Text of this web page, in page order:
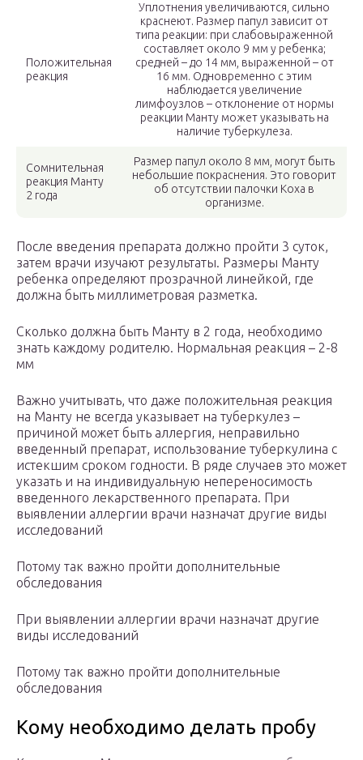
Положительная
реакция
Уплотнения увеличиваются, сильно
краснеют. Размер папул зависит от
типа реакции: при слабовыраженной
составляет около 9 мм у ребенка;
средней – до 14 мм, выраженной – от
16 мм. Одновременно с этим
наблюдается увеличение
лимфоузлов – отклонение от нормы
реакции Манту может указывать на
наличие туберкулеза.
Сомнительная
реакция Манту
2 года
Размер папул около 8 мм, могут быть
небольшие покраснения. Это говорит
об отсутствии палочки Коха в
организме.
После введения препарата должно пройти 3 суток,
затем врачи изучают результаты. Размеры Манту
ребенка определяют прозрачной линейкой, где
должна быть миллиметровая разметка.
Сколько должна быть Манту в 2 года, необходимо
знать каждому родителю. Нормальная реакция – 2-8
мм
Важно учитывать, что даже положительная реакция
на Манту не всегда указывает на туберкулез –
причиной может быть аллергия, неправильно
введенный препарат, использование туберкулина с
истекшим сроком годности. В ряде случаев это может
указать и на индивидуальную непереносимость
введенного лекарственного препарата. При
выявлении аллергии врачи назначат другие виды
исследований
Потому так важно пройти дополнительные
обследования
При выявлении аллергии врачи назначат другие
виды исследований
Потому так важно пройти дополнительные
обследования
Кому необходимо делать пробу